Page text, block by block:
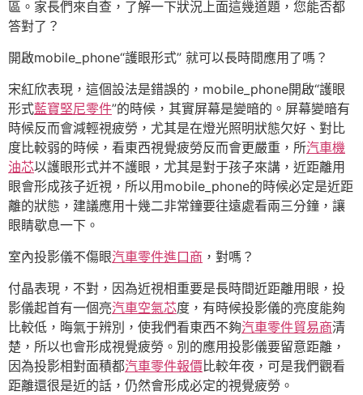
區。家長們來自查，了解一下狀況上面這幾道題，您能否都
答對了？
開啟mobile_phone“護眼形式” 就可以長時間應用了嗎？
宋紅欣表現，這個設法是錯誤的，mobile_phone開啟“護眼
形式藍寶堅尼零件”的時候，其實屏幕是變暗的。屏幕變暗有
時候反而會減輕視疲勞，尤其是在燈光照明狀態欠好、對比
度比較弱的時候，看東西視覺疲勞反而會更嚴重，所汽車機
油芯以護眼形式并不護眼，尤其是對于孩子來講，近距離用
眼會形成孩子近視，所以用mobile_phone的時候必定是近距
離的狀態，建議應用十幾二非常鐘要往遠處看兩三分鐘，讓
眼睛歇息一下。
室內投影儀不傷眼汽車零件進口商 ，對嗎？
付晶表現，不對，因為近視相重要是長時間近距離用眼，投
影儀起首有一個亮汽車空氣芯度，有時候投影儀的亮度能夠
比較低，晦氣于辨別，使我們看東西不夠汽車零件貿易商清
楚，所以也會形成視覺疲勞。別的應用投影儀要留意距離，
因為投影相對面積都汽車零件報價比較年夜，可是我們觀看
距離還很是近的話，仍然會形成必定的視覺疲勞。